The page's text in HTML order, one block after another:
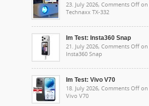
23. July 2026, Comments Off on
Technaxx TX-332
Im Test: Insta360 Snap
21. July 2026, Comments Off on
Insta360 Snap
Im Test: Vivo V70
18. July 2026, Comments Off on
Vivo V70